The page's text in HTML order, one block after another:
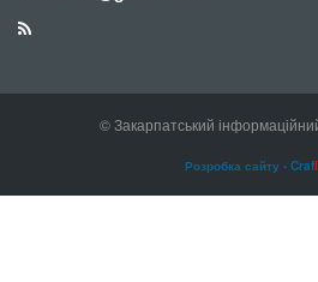
© Закарпатський
Розробка сайту - Craf